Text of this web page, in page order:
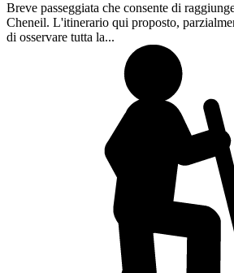
Breve passeggiata che consente di
Cheneil. L'itinerario qui proposto,
di osservare tutta la...